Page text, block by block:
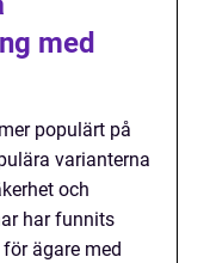
med
populärt på
varianterna
och
har funnits
ägare med